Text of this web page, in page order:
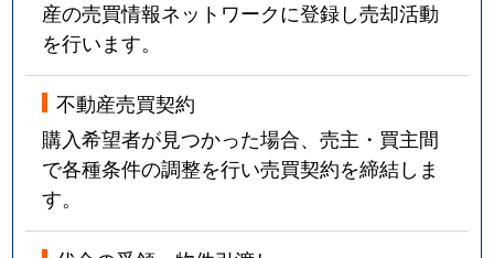
産の売買情報ネットワークに登録し売却活動
を行います。
不動産売買契約
購入希望者が見つかった場合、売主・買主間
で各種条件の調整を行い売買契約を締結しま
す。